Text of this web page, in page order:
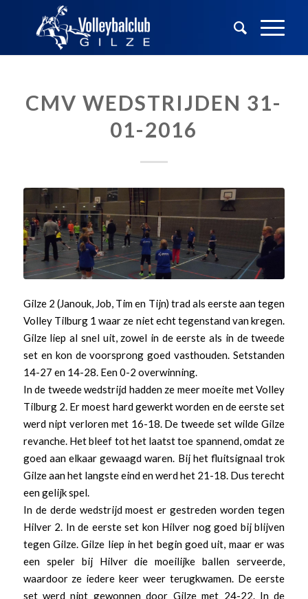
CMV WEDSTRIJDEN 31-
01-2016
Gilze 2 (Janouk, Job, Tim en Tijn) trad als eerste aan tegen
Volley Tilburg 1 waar ze niet echt tegenstand van kregen.
Gilze liep al snel uit, zowel in de eerste als in de tweede
set en kon de voorsprong goed vasthouden. Setstanden
14-27 en 14-28. Een 0-2 overwinning.
In de tweede wedstrijd hadden ze meer moeite met Volley
Tilburg 2. Er moest hard gewerkt worden en de eerste set
werd nipt verloren met 16-18. De tweede set wilde Gilze
revanche. Het bleef tot het laatst toe spannend, omdat ze
goed aan elkaar gewaagd waren. Bij het fluitsignaal trok
Gilze aan het langste eind en werd het 21-18. Dus terecht
een gelijk spel.
In de derde wedstrijd moest er gestreden worden tegen
Hilver 2. In de eerste set kon Hilver nog goed bij blijven
tegen Gilze. Gilze liep in het begin goed uit, maar er was
een speler bij Hilver die moeilijke ballen serveerde,
waardoor ze iedere keer weer terugkwamen. De eerste
set werd nipt gewonnen door Gilze met 24-22. In de